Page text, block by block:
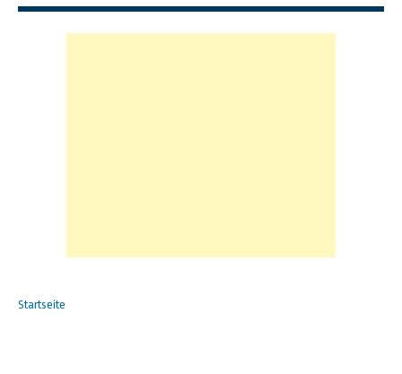
Startseite